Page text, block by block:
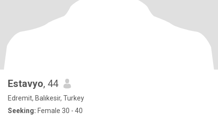
Estavyo, 44
Edremit, Balıkesir, Turkey
Seeking: Female 30 - 40